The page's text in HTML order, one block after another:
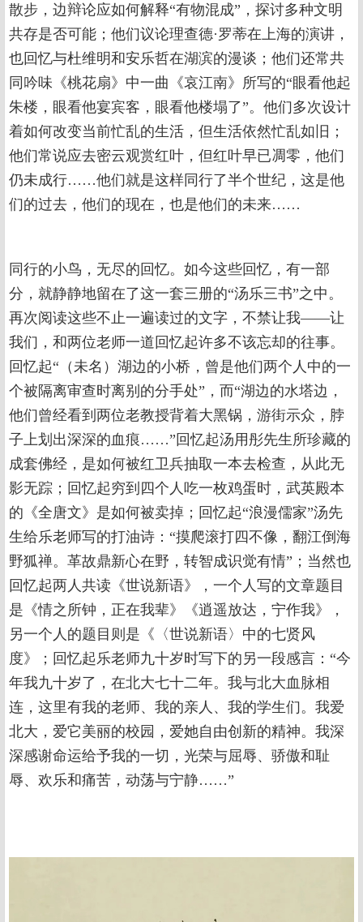
散步，边辩论应如何解释“有物混成”，探讨多种文明
共存是否可能；他们议论理查德·罗蒂在上海的演讲，
也回忆与杜维明和安乐哲在湖滨的漫谈；他们还常共
同吟味《桃花扇》中一曲《哀江南》所写的“眼看他起
朱楼，眼看他宴宾客，眼看他楼塌了”。他们多次设计
着如何改变当前忙乱的生活，但生活依然忙乱如旧；
他们常说应去密云观赏红叶，但红叶早已凋零，他们
仍未成行……他们就是这样同行了半个世纪，这是他
们的过去，他们的现在，也是他们的未来……
同行的小鸟，无尽的回忆。如今这些回忆，有一部
分，就静静地留在了这一套三册的“汤乐三书”之中。
再次阅读这些不止一遍读过的文字，不禁让我——让
我们，和两位老师一道回忆起许多不该忘却的往事。
回忆起“（未名）湖边的小桥，曾是他们两个人中的一
个被隔离审查时离别的分手处”，而“湖边的水塔边，
他们曾经看到两位老教授背着大黑锅，游街示众，脖
子上划出深深的血痕……”回忆起汤用彤先生所珍藏的
成套佛经，是如何被红卫兵抽取一本去检查，从此无
影无踪；回忆起穷到四个人吃一枚鸡蛋时，武英殿本
的《全唐文》是如何被卖掉；回忆起“浪漫儒家”汤先
生给乐老师写的打油诗：“摸爬滚打四不像，翻江倒海
野狐禅。革故鼎新心在野，转智成识觉有情”；当然也
回忆起两人共读《世说新语》，一个人写的文章题目
是《情之所钟，正在我辈》《逍遥放达，宁作我》，
另一个人的题目则是《〈世说新语〉中的七贤风
度》；回忆起乐老师九十岁时写下的另一段感言：“今
年我九十岁了，在北大七十二年。我与北大血脉相
连，这里有我的老师、我的亲人、我的学生们。我爱
北大，爱它美丽的校园，爱她自由创新的精神。我深
深感谢命运给予我的一切，光荣与屈辱、骄傲和耻
辱、欢乐和痛苦，动荡与宁静……”